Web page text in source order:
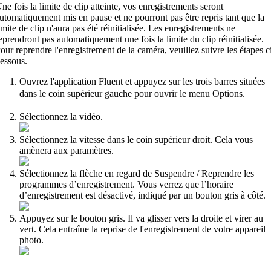
fois la limite de clip atteinte, vos enregistrements seront
mis en pause et ne pourront pas être repris tant que la
de clip n'aura pas été réinitialisée. Les enregistrements ne
pas automatiquement une fois la limite du clip réinitialisée.
reprendre l'enregistrement de la caméra, veuillez suivre les étapes
Ouvrez l'application Fluent et appuyez sur les trois barres situées
dans le coin supérieur gauche pour ouvrir le menu Options.
Sélectionnez la vidéo.
Sélectionnez la vitesse dans le coin supérieur droit. Cela vous
amènera aux paramètres.
Sélectionnez la flèche en regard de Suspendre / Reprendre les
programmes d’enregistrement. Vous verrez que l’horaire
d’enregistrement est désactivé, indiqué par un bouton gris à côté.
Appuyez sur le bouton gris. Il va glisser vers la droite et virer au
vert. Cela entraîne la reprise de l'enregistrement de votre appareil
photo.